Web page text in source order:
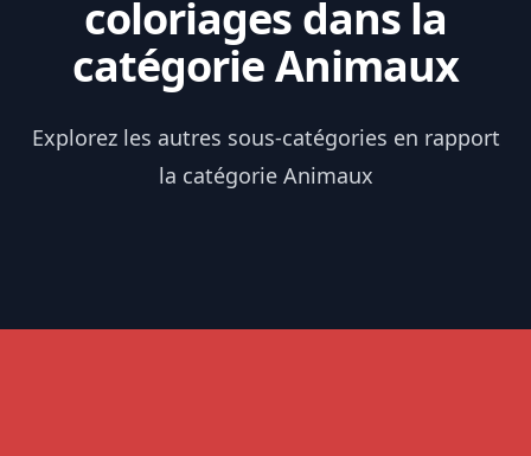
coloriages dans la
catégorie Animaux
Explorez les autres sous-catégories en rapport
la catégorie Animaux